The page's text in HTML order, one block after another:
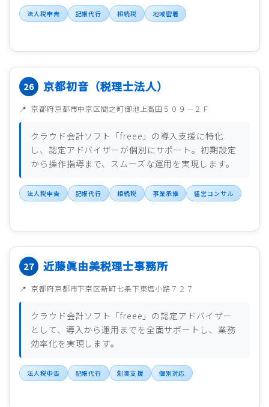
法人税申告 記帳代行 相続税 地域密着
京都初音（税理士法人）
京都府京都市中京区間之町御池上高田５０９－２Ｆ
クラウド会計ソフト「freee」の導入支援に特化
し、認定アドバイザーが個別にサポート。初期設定
から操作指導まで、スムーズな運用を実現します。
法人税申告 記帳代行 相続税 事業承継 経営コンサル
近藤眞由美税理士事務所
京都府京都市下京区新町七条下東塩小路７２７
クラウド会計ソフト「freee」の認定アドバイザー
として、導入から運用までを全面サポートし、業務
効率化を実現します。
法人税申告 記帳代行 創業支援 個別対応